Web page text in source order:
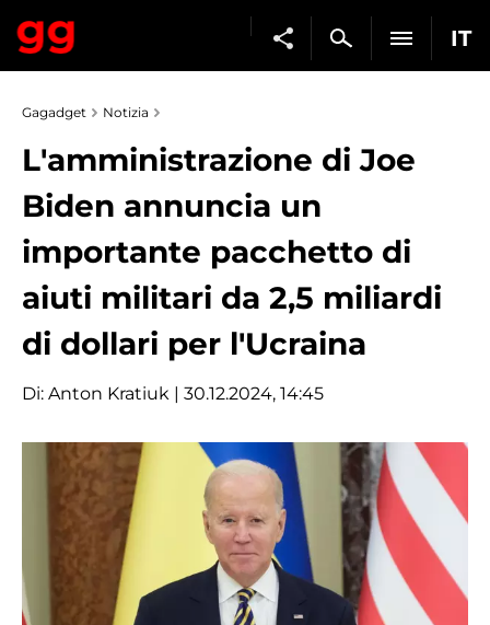
IT
Gagadget Notizia
L'amministrazione di Joe
Biden annuncia un
importante pacchetto di
aiuti militari da 2,5 miliardi
di dollari per l'Ucraina
Di: Anton Kratiuk | 30.12.2024, 14:45